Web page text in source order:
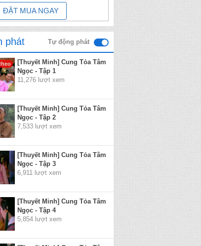
ĐẶT MUA NGAY
phát Tự động phát
[Thuyết Minh] Cung Tỏa Tâm
Ngọc - Tập 1
11,276 lượt xem
[Thuyết Minh] Cung Tỏa Tâm
Ngọc - Tập 2
7,533 lượt xem
[Thuyết Minh] Cung Tỏa Tâm
Ngọc - Tập 3
6,911 lượt xem
[Thuyết Minh] Cung Tỏa Tâm
Ngọc - Tập 4
5,854 lượt xem